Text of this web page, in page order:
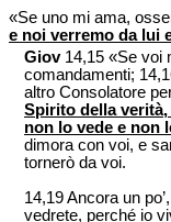
«Se uno mi ama,
e noi verremo da lui
Giov14,15 «Se voi
comandamenti;
altro Consolatore
Spirito della
non lo vede e non
dimora con voi, e
tornerò da voi.
14,19 Ancora un
vedrete, perché io